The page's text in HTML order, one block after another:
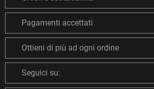
Pagamenti accettati
Ottieni di più ad ogni ordine
Seguici su: